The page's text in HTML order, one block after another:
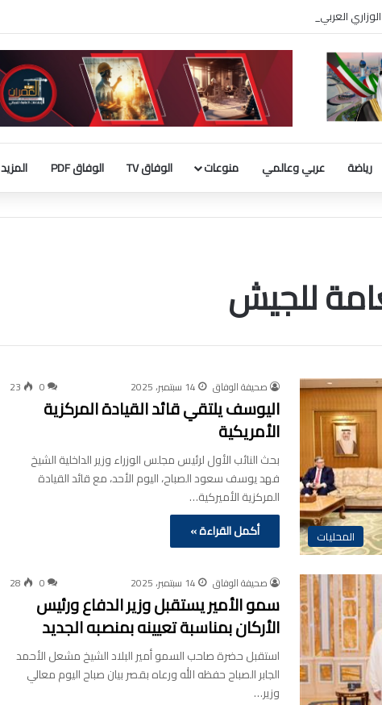
الوزاري العربي الإسلامي : إطلاق تحرك لحشد موقف دولي لاحترام الوضع التاريخي بالقدس
رياضة عربي وعالمي منوعات الوفاق TV الوفاق PDF المزيد
للجيش
المحليات
صحيفة الوفاق 14 سبتمبر، 2025 0
23
اليوسف يلتقي قائد القيادة المركزية
الأمريكية
بحث النائب الأول لرئيس مجلس الوزراء وزير الداخلية الشيخ
فهد يوسف سعود الصباح، اليوم الأحد، مع قائد القيادة
المركزية الأميركية…
أكمل القراءة »
صحيفة الوفاق 14 سبتمبر، 2025 0
28
سمو الأمير يستقبل وزير الدفاع ورئيس
الأركان بمناسبة تعيينه بمنصبه الجديد
استقبل حضرة صاحب السمو أمير البلاد الشيخ مشعل الأحمد
الجابر الصباح حفظه الله ورعاه بقصر بيان صباح اليوم معالي
وزير…